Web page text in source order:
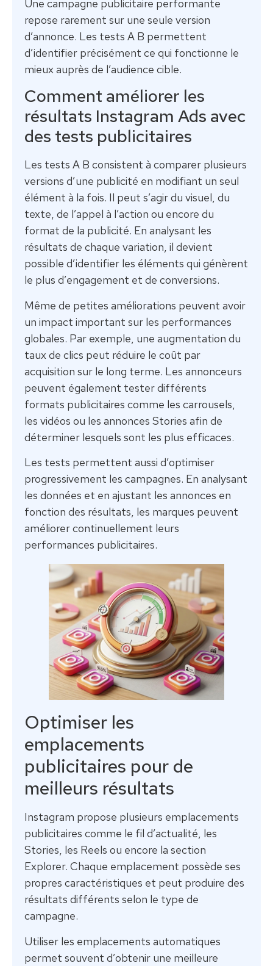
Une campagne publicitaire performante
repose rarement sur une seule version
d’annonce. Les tests A B permettent
d’identifier précisément ce qui fonctionne le
mieux auprès de l’audience cible.
Comment améliorer les
résultats Instagram Ads avec
des tests publicitaires
Les tests A B consistent à comparer plusieurs
versions d’une publicité en modifiant un seul
élément à la fois. Il peut s’agir du visuel, du
texte, de l’appel à l’action ou encore du
format de la publicité. En analysant les
résultats de chaque variation, il devient
possible d’identifier les éléments qui génèrent
le plus d’engagement et de conversions.
Même de petites améliorations peuvent avoir
un impact important sur les performances
globales. Par exemple, une augmentation du
taux de clics peut réduire le coût par
acquisition sur le long terme. Les annonceurs
peuvent également tester différents
formats publicitaires comme les carrousels,
les vidéos ou les annonces Stories afin de
déterminer lesquels sont les plus efficaces.
Les tests permettent aussi d’optimiser
progressivement les campagnes. En analysant
les données et en ajustant les annonces en
fonction des résultats, les marques peuvent
améliorer continuellement leurs
performances publicitaires.
Optimiser les
emplacements
publicitaires pour de
meilleurs résultats
Instagram propose plusieurs emplacements
publicitaires comme le fil d’actualité, les
Stories, les Reels ou encore la section
Explorer. Chaque emplacement possède ses
propres caractéristiques et peut produire des
résultats différents selon le type de
campagne.
Utiliser les emplacements automatiques
permet souvent d’obtenir une meilleure